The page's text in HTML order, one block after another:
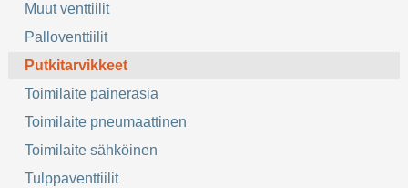
Muut venttiilit
Palloventtiilit
Putkitarvikkeet
Toimilaite painerasia
Toimilaite pneumaattinen
Toimilaite sähköinen
Tulppaventtiilit